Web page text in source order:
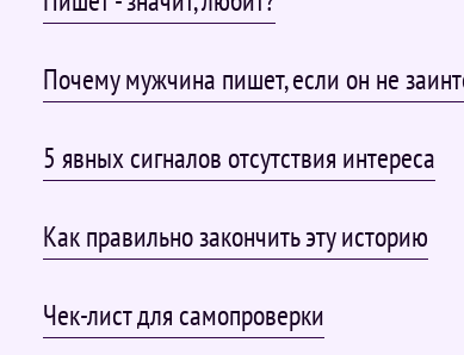
Почему мужчина пишет, если он не
5 явных сигналов отсутствия интереса
Как правильно закончить эту историю
Чек-лист для самопроверки